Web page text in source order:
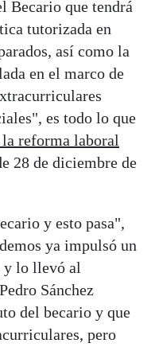
Becario que tendrá
tutorizada en
así como la
en el marco de
es todo lo que
reforma laboral
28 de diciembre de
y esto pasa",
ya impulsó un
y lo llevó al
Pedro Sánchez
del becario y que
pero